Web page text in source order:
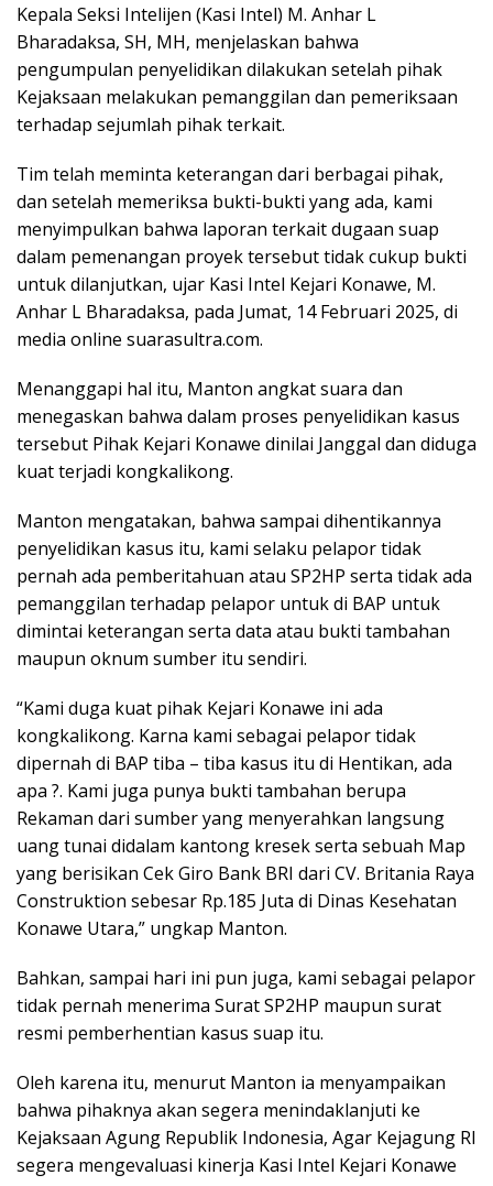
Kepala Seksi Intelijen (Kasi Intel) M. Anhar L
Bharadaksa, SH, MH, menjelaskan bahwa
pengumpulan penyelidikan dilakukan setelah pihak
Kejaksaan melakukan pemanggilan dan pemeriksaan
terhadap sejumlah pihak terkait.
Tim telah meminta keterangan dari berbagai pihak,
dan setelah memeriksa bukti-bukti yang ada, kami
menyimpulkan bahwa laporan terkait dugaan suap
dalam pemenangan proyek tersebut tidak cukup bukti
untuk dilanjutkan, ujar Kasi Intel Kejari Konawe, M.
Anhar L Bharadaksa, pada Jumat, 14 Februari 2025, di
media online suarasultra.com.
Menanggapi hal itu, Manton angkat suara dan
menegaskan bahwa dalam proses penyelidikan kasus
tersebut Pihak Kejari Konawe dinilai Janggal dan diduga
kuat terjadi kongkalikong.
Manton mengatakan, bahwa sampai dihentikannya
penyelidikan kasus itu, kami selaku pelapor tidak
pernah ada pemberitahuan atau SP2HP serta tidak ada
pemanggilan terhadap pelapor untuk di BAP untuk
dimintai keterangan serta data atau bukti tambahan
maupun oknum sumber itu sendiri.
“Kami duga kuat pihak Kejari Konawe ini ada
kongkalikong. Karna kami sebagai pelapor tidak
dipernah di BAP tiba – tiba kasus itu di Hentikan, ada
apa ?. Kami juga punya bukti tambahan berupa
Rekaman dari sumber yang menyerahkan langsung
uang tunai didalam kantong kresek serta sebuah Map
yang berisikan Cek Giro Bank BRI dari CV. Britania Raya
Construktion sebesar Rp.185 Juta di Dinas Kesehatan
Konawe Utara,” ungkap Manton.
Bahkan, sampai hari ini pun juga, kami sebagai pelapor
tidak pernah menerima Surat SP2HP maupun surat
resmi pemberhentian kasus suap itu.
Oleh karena itu, menurut Manton ia menyampaikan
bahwa pihaknya akan segera menindaklanjuti ke
Kejaksaan Agung Republik Indonesia, Agar Kejagung RI
segera mengevaluasi kinerja Kasi Intel Kejari Konawe